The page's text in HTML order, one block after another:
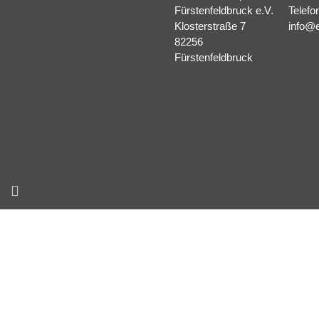
Fürstenfeldbruck e.V.
Klosterstraße 7
82256
Fürstenfeldbruck